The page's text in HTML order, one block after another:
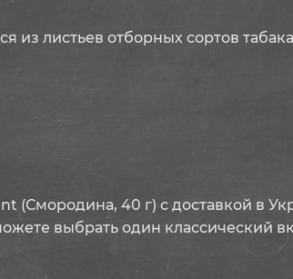
из листьев отборных сортов
(Смородина, 40 г) с доставкой в
выбрать один классический